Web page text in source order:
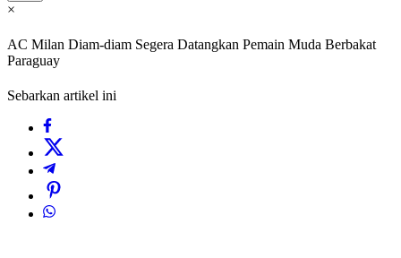
×
AC Milan Diam-diam Segera Datangkan Pemain Muda Berbakat
Paraguay
Sebarkan artikel ini